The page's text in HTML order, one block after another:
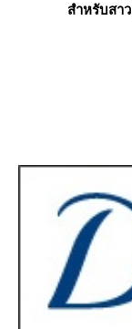
สำหรับสา